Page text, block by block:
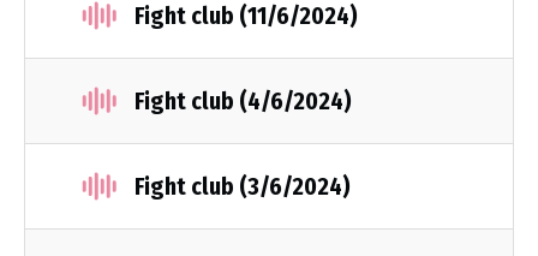
Fight club (11/6/2024)
Fight club (4/6/2024)
Fight club (3/6/2024)